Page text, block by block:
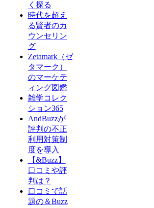
く探る
時代を超え
る賢者のカ
ウンセリン
グ
Zetamark（ゼ
タマーク）
のマーケテ
ィング図鑑
雑学コレク
ション365
AndBuzzが
評判の不正
利用対策制
度を導入
【&Buzz】
口コミや評
判は？
口コミで話
題の＆Buzz